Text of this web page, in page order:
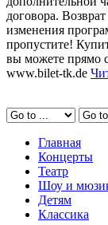
договора.
изменения
пропустите!
вы можете прямо
www.bilet-tk.de
Главная
Концерты
Театр
Шоу и
Детям
Классика